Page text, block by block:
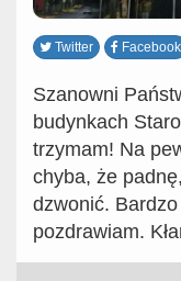
Twitter Facebook
Szanowni
budynkach
trzymam! Na
chyba, że
dzwonić.
pozdrawiam.